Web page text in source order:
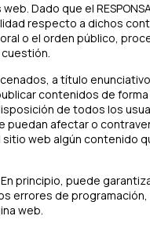
Dado que el
respecto a dichos
o el orden público,
a título
contenidos de forma
de todos los
afectar o
web algún
principio, puede
errores de
web.